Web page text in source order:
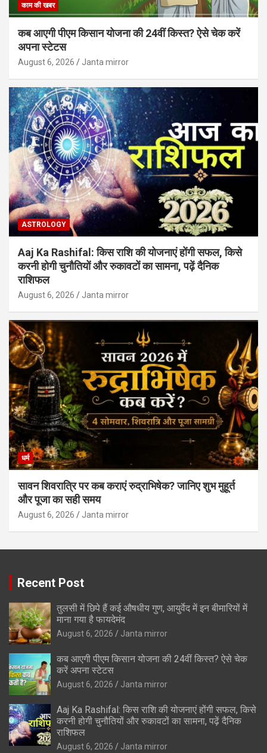
काम की खबर
कब आएगी पीएम किसान योजना की 24वीं किस्त? ऐसे चेक करें
अपना स्टेटस
August 6, 2026 Janta mirror
ASTROLOGY
Aaj Ka Rashifal: किस राशि की योजनाएं होंगी सफल, किसे
करनी होगी चुनौतियों और रुकावटों का सामना, पढ़ें दैनिक
राशिफल
August 6, 2026 Janta mirror
धर्म
सावन शिवरात्रि पर कब कराएं रुद्राभिषेक? जानिए शुभ मुहूर्त
और पूजा का सही समय
August 6, 2026 Janta mirror
Recent Post
तुलसी में छिपे हैं कई औषधीय गुण, आयुर्वेद में इन बीमारियों में
माना गया है फायदेमंद
August 6, 2026 Janta mirror
कब आएगी पीएम किसान योजना की 24वीं किस्त? ऐसे चेक
करें अपना स्टेटस
August 6, 2026 Janta mirror
Aaj Ka Rashifal: किस राशि की योजनाएं होंगी सफल, किसे
करनी होगी चुनौतियों और रुकावटों का सामना, पढ़ें दैनिक
राशिफल
August 6, 2026 Janta mirror